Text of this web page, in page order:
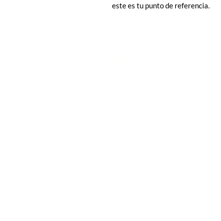
este es tu punto de referencia.